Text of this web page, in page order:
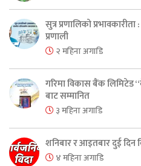
सुत्र प्रणालिको
प्रणाली
२ महिना अगाडि
गरिमा विकास बैंक लिमिटेड
बाट सम्मानित
३ महिना अगाडि
शनिबार र आइतबार दुई दिन
४ महिना अगाडि